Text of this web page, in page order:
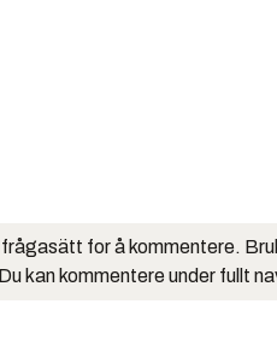
for å kommentere.
kan kommentere under fullt